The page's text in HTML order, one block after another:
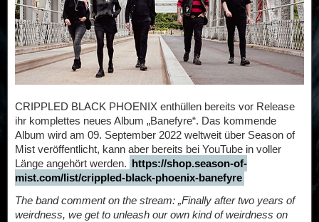
CRIPPLED BLACK PHOENIX enthüllen bereits vor Release
ihr komplettes neues Album „Banefyre“. Das kommende
Album wird am 09. September 2022 weltweit über Season of
Mist veröffentlicht, kann aber bereits bei YouTube in voller
Länge angehört werden. https://shop.season-of-
mist.com/list/crippled-black-phoenix-banefyre
The band comment on the stream: „Finally after two years of
weirdness, we get to unleash our own kind of weirdness on